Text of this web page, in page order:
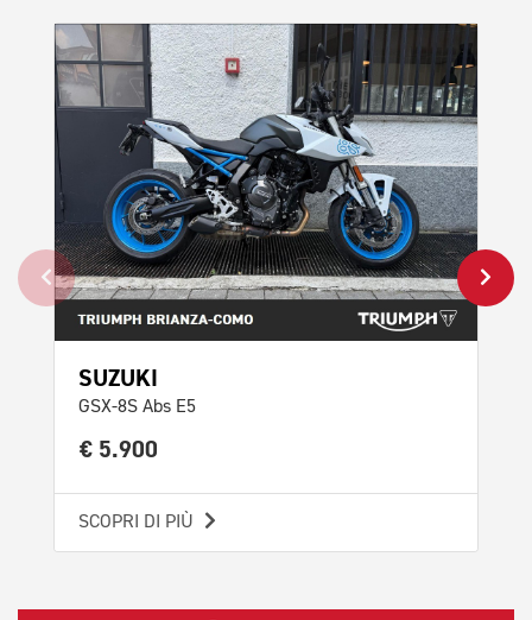
SUZUKI
GSX-8S Abs E5
€ 5.900
SCOPRI DI PIÙ